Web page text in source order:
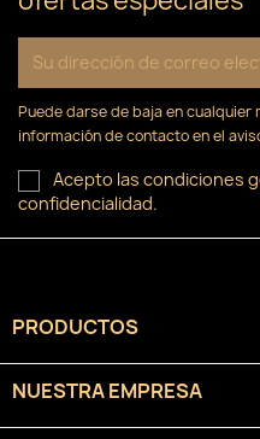
Puede darse de baja en
información de contacto en el
Acepto las condiciones
confidencialidad.
PRODUCTOS
NUESTRA EMPRESA